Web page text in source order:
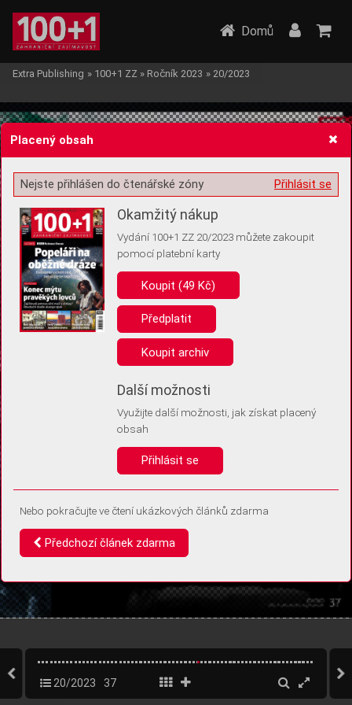
Žádost o souhlas s ukládáním volitelných informací
Pro základní fungování webu nepotřebujeme ukládat žádné informace
(tzv. cookies apod.). Rádi bychom vás ale požádali o souhlas s
uložením volitelných informací:
Anonymní unikátní ID
Díky němu příště poznáme, že se jedná o stejné zařízení, a
Identifikátor je zcela anonymní.
Vaše souhlasy a odmítnutí si ukládáme do vašeho zařízení, abychom se
vás už příště znovu neptali. Můžete je kdykoli později upravit ve Správě
Domů
Extra Publishing » 100+1 ZZ » Ročník 2023 » 20/2023
20/2023 37
Placený obsah
Přihlásit se
Nejste přihlášen do čtenářské zóny
Okamžitý nákup
Vydání 100+1 ZZ 20/2023 můžete zakoupit
pomocí platební karty
Koupit (49 Kč)
Předplatit
Koupit archiv
Další možnosti
Využijte další možnosti, jak získat placený
obsah
Přihlásit se
Nebo pokračujte ve čtení ukázkových článků zdarma
Předchozí článek zdarma